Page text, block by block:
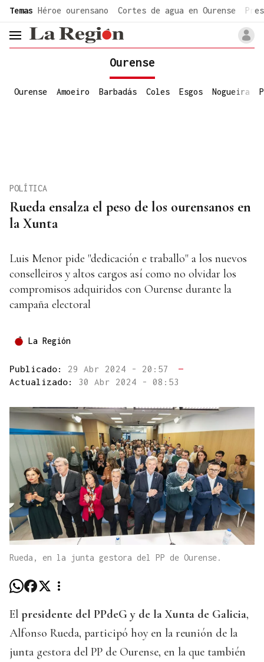
common.go-to-content
Temas Héroe ourensano Cortes de agua en Ourense
header.menu.open
Ourense
Ourense Amoeiro Barbadás Coles Esgos Nogueira
Rueda ensalza el peso de los ourensanos en
la Xunta
POLÍTICA
Luis Menor pide "dedicación e traballo" a los nuevos
conselleiros y altos cargos así como no olvidar los
compromisos adquiridos con Ourense durante la
campaña electoral
La Región
Publicado: 29 Abr 2024 - 20:57
—
Actualizado: 30 Abr 2024 - 08:53
Rueda, en la junta gestora del PP de Ourense.
El presidente del PPdeG y de la Xunta de Galicia,
Alfonso Rueda, participó hoy en la reunión de la
junta gestora del PP de Ourense, en la que también